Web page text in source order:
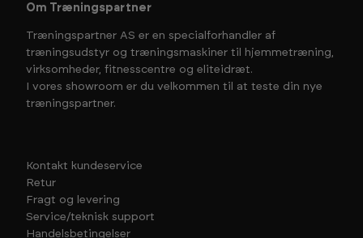
Om Træningspartner
Træningspartner AS er en specialforhandler af
træningsudstyr og træningsmaskiner til hjemmetræning,
virksomheder, fitnesscentre og eliteidræt.
I vores showroom er du velkommen til at teste din nye
træningspartner.
Kontakt kundeservice
Retur
Fragt og levering
Service/teknisk support
Handelsbetingelser